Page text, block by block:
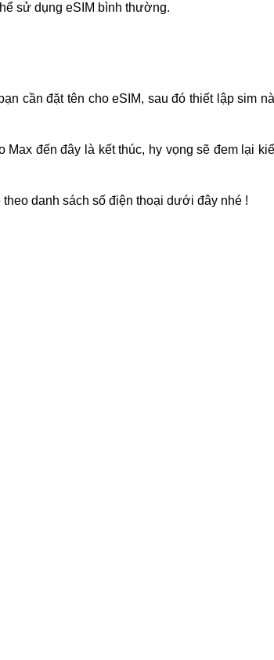
sử dụng eSIM bình thường.
cần đặt tên cho eSIM, sau đó thiết lập sim
đến đây là kết thúc, hy vọng sẽ đem lại
danh sách số điện thoại dưới đây nhé !